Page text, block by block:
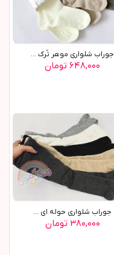
جوراب شلواري موهر تُرک ...
۶۴۸,۰۰۰ تومان
جوراب شلواري حوله اي ...
۳۸۰,۰۰۰ تومان